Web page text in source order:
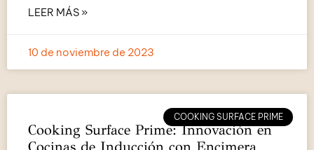
LEER MÁS »
10 de noviembre de 2023
COOKING SURFACE PRIME
Cooking Surface Prime: Innovación en